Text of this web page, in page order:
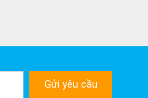
Gửi yêu cầu